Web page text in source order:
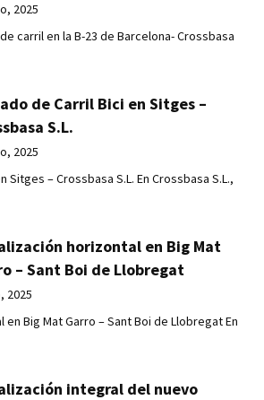
2025
carril en la B-23 de Barcelona- Crossbasa
de Carril Bici en Sitges –
S.L.
2025
Sitges – Crossbasa S.L. En Crossbasa S.L.,
horizontal en Big Mat
– Sant Boi de Llobregat
2025
Big Mat Garro – Sant Boi de Llobregat En
integral del nuevo